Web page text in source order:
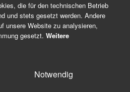
die für den technischen Betrieb
und stets gesetzt werden. Andere
unsere Website zu analysieren,
gesetzt. Weitere
Notwendig